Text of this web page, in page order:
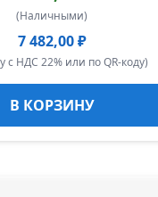
(Наличными)
7 482,00 ₽
с НДС 22% или по QR-коду)
В КОРЗИНУ